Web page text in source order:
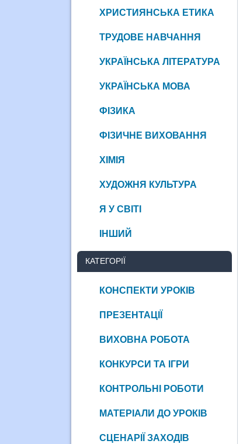
ХРИСТИЯНСЬКА ЕТИКА
ТРУДОВЕ НАВЧАННЯ
УКРАЇНСЬКА ЛІТЕРАТУРА
УКРАЇНСЬКА МОВА
ФІЗИКА
ФІЗИЧНЕ ВИХОВАННЯ
ХІМІЯ
ХУДОЖНЯ КУЛЬТУРА
Я У СВІТІ
ІНШИЙ
КАТЕГОРІЇ
КОНСПЕКТИ УРОКІВ
ПРЕЗЕНТАЦІЇ
ВИХОВНА РОБОТА
КОНКУРСИ ТА ІГРИ
КОНТРОЛЬНІ РОБОТИ
МАТЕРІАЛИ ДО УРОКІВ
СЦЕНАРІЇ ЗАХОДІВ